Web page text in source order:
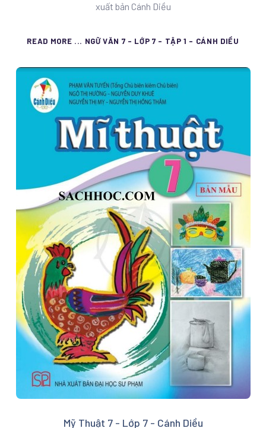
xuất bản Cánh Diều
READ MORE ... NGỮ VĂN 7 - LỚP 7 - TẬP 1 - CÁNH DIỀU
Mỹ Thuật 7 - Lớp 7 - Cánh Diều